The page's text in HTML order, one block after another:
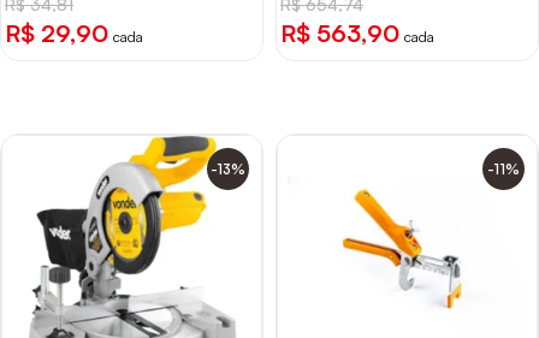
R$ 34,81
R$ 29,90 cada
R$ 654,74
R$ 563,90 cada
-13% -11%